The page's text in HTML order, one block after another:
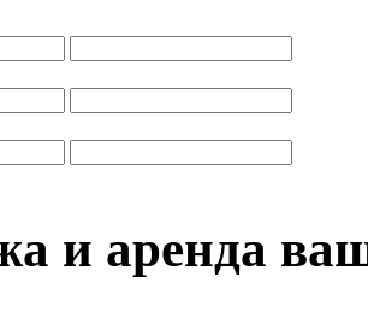
и аренда